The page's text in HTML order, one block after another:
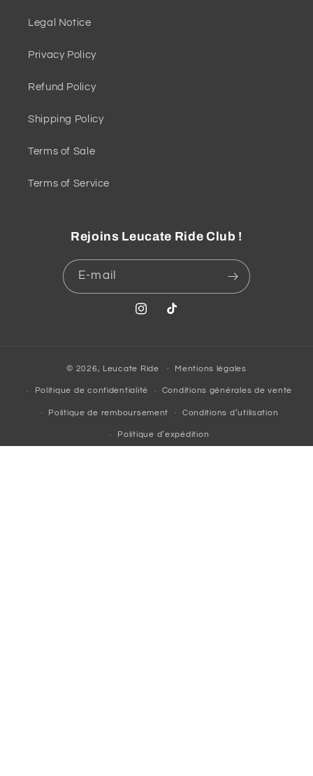
Legal Notice
Privacy Policy
Refund Policy
Shipping Policy
Terms of Sale
Terms of Service
Rejoins Leucate Ride Club !
E-mail
Instagram
TikTok
© 2026, Leucate Ride Mentions légales
Politique de confidentialité Conditions générales de vente
Politique de remboursement Conditions d’utilisation
Politique d’expédition